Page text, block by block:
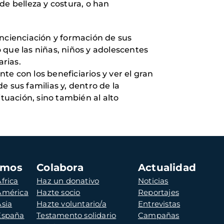
belleza y costura, o han
y formación de sus
las niñas, niños y adolescentes
con los beneficiarios y ver el gran
sus familias y, dentro de la
sino también al alto
Colabora
Haz un donativo
Hazte socio
Hazte voluntario/a
Testamento solidario
Actualidad
Noticias
Reportajes
Entrevistas
Campañas